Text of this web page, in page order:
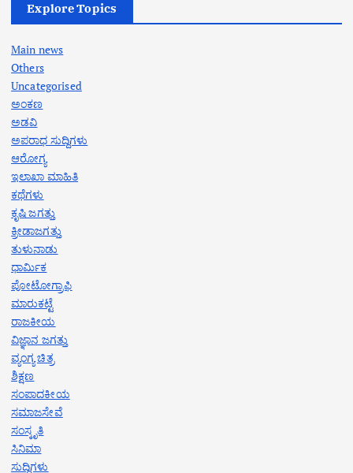
Explore Topics
Main news
Others
Uncategorised
ಅಂಕಣ
ಅಡವಿ
ಅಪರಾಧ ಸುದ್ದಿಗಳು
ಆರೋಗ್ಯ
ಇಲಾಖಾ ಮಾಹಿತಿ
ಕಥೆಗಳು
ಕೃಷಿ ಜಗತ್ತು
ಕ್ರೀಡಾಜಗತ್ತು
ತುಳುನಾಡು
ಧಾರ್ಮಿಕ
ಪೋಟೋಗ್ರಾಫಿ
ಮಾರುಕಟ್ಟೆ
ರಾಜಕೀಯ
ವಿಜ್ಞಾನ ಜಗತ್ತು
ವ್ಯಂಗ್ಯ ಚಿತ್ರ
ಶಿಕ್ಷಣ
ಸಂಪಾದಕೀಯ
ಸಮಾಜಸೇವೆ
ಸಂಸ್ಕೃತಿ
ಸಿನಿಮಾ
ಸುದ್ದಿಗಳು